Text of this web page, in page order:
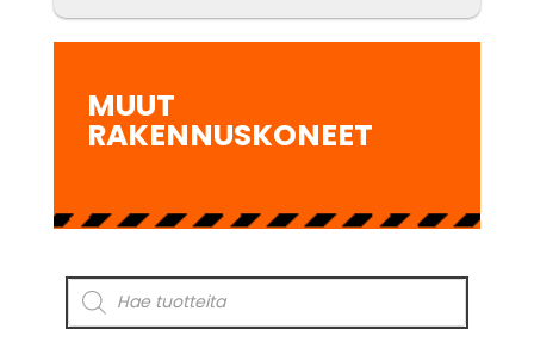
MUUT
RAKENNUSKONEET